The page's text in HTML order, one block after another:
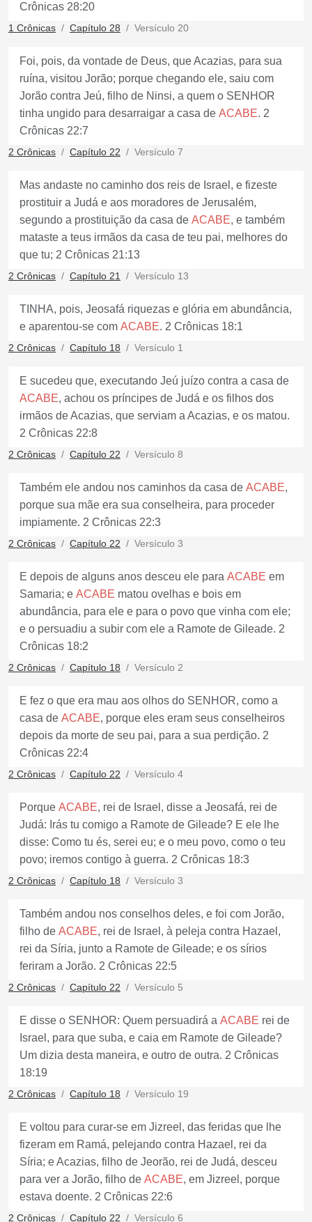
Crônicas 28:20
1 Crônicas Capítulo 28 Versículo 20
Foi, pois, da vontade de Deus, que Acazias, para sua
ruína, visitou Jorão; porque chegando ele, saiu com
Jorão contra Jeú, filho de Ninsi, a quem o SENHOR
tinha ungido para desarraigar a casa de ACABE. 2
Crônicas 22:7
2 Crônicas Capítulo 22 Versículo 7
Mas andaste no caminho dos reis de Israel, e fizeste
prostituir a Judá e aos moradores de Jerusalém,
segundo a prostituição da casa de ACABE, e também
mataste a teus irmãos da casa de teu pai, melhores do
que tu; 2 Crônicas 21:13
2 Crônicas Capítulo 21 Versículo 13
TINHA, pois, Jeosafá riquezas e glória em abundância,
e aparentou-se com ACABE. 2 Crônicas 18:1
2 Crônicas Capítulo 18 Versículo 1
E sucedeu que, executando Jeú juízo contra a casa de
ACABE, achou os príncipes de Judá e os filhos dos
irmãos de Acazias, que serviam a Acazias, e os matou.
2 Crônicas 22:8
2 Crônicas Capítulo 22 Versículo 8
Também ele andou nos caminhos da casa de ACABE,
porque sua mãe era sua conselheira, para proceder
impiamente. 2 Crônicas 22:3
2 Crônicas Capítulo 22 Versículo 3
E depois de alguns anos desceu ele para ACABE em
Samaria; e ACABE matou ovelhas e bois em
abundância, para ele e para o povo que vinha com ele;
e o persuadiu a subir com ele a Ramote de Gileade. 2
Crônicas 18:2
2 Crônicas Capítulo 18 Versículo 2
E fez o que era mau aos olhos do SENHOR, como a
casa de ACABE, porque eles eram seus conselheiros
depois da morte de seu pai, para a sua perdição. 2
Crônicas 22:4
2 Crônicas Capítulo 22 Versículo 4
Porque ACABE, rei de Israel, disse a Jeosafá, rei de
Judá: Irás tu comigo a Ramote de Gileade? E ele lhe
disse: Como tu és, serei eu; e o meu povo, como o teu
povo; iremos contigo à guerra. 2 Crônicas 18:3
2 Crônicas Capítulo 18 Versículo 3
Também andou nos conselhos deles, e foi com Jorão,
filho de ACABE, rei de Israel, à peleja contra Hazael,
rei da Síria, junto a Ramote de Gileade; e os sírios
feriram a Jorão. 2 Crônicas 22:5
2 Crônicas Capítulo 22 Versículo 5
E disse o SENHOR: Quem persuadirá a ACABE rei de
Israel, para que suba, e caia em Ramote de Gileade?
Um dizia desta maneira, e outro de outra. 2 Crônicas
18:19
2 Crônicas Capítulo 18 Versículo 19
E voltou para curar-se em Jizreel, das feridas que lhe
fizeram em Ramá, pelejando contra Hazael, rei da
Síria; e Acazias, filho de Jeorão, rei de Judá, desceu
para ver a Jorão, filho de ACABE, em Jizreel, porque
estava doente. 2 Crônicas 22:6
2 Crônicas Capítulo 22 Versículo 6